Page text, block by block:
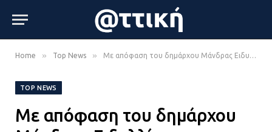
Home » Top News » Με απόφαση του δημάρχου Μάνδρας Ειδυλλίας ορίστηκαν οι αρμοδιότητες των Αντιδημάρχων
TOP NEWS
Με απόφαση του δημάρχου